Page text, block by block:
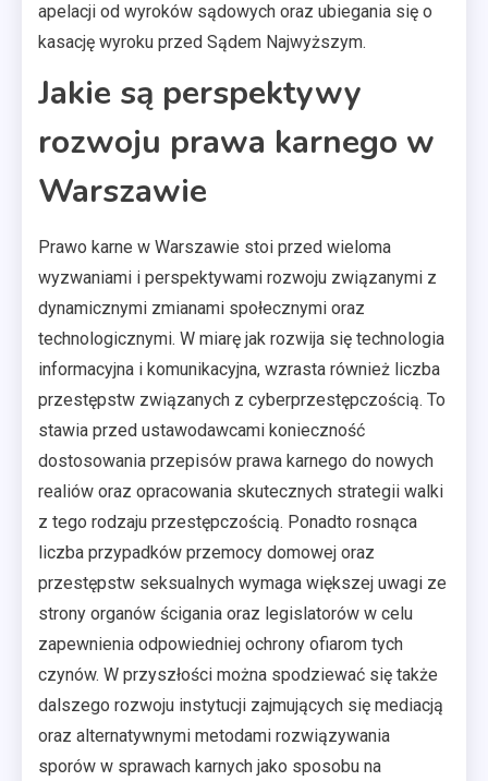
apelacji od wyroków sądowych oraz ubiegania się o
kasację wyroku przed Sądem Najwyższym.
Jakie są perspektywy
rozwoju prawa karnego w
Warszawie
Prawo karne w Warszawie stoi przed wieloma
wyzwaniami i perspektywami rozwoju związanymi z
dynamicznymi zmianami społecznymi oraz
technologicznymi. W miarę jak rozwija się technologia
informacyjna i komunikacyjna, wzrasta również liczba
przestępstw związanych z cyberprzestępczością. To
stawia przed ustawodawcami konieczność
dostosowania przepisów prawa karnego do nowych
realiów oraz opracowania skutecznych strategii walki
z tego rodzaju przestępczością. Ponadto rosnąca
liczba przypadków przemocy domowej oraz
przestępstw seksualnych wymaga większej uwagi ze
strony organów ścigania oraz legislatorów w celu
zapewnienia odpowiedniej ochrony ofiarom tych
czynów. W przyszłości można spodziewać się także
dalszego rozwoju instytucji zajmujących się mediacją
oraz alternatywnymi metodami rozwiązywania
sporów w sprawach karnych jako sposobu na